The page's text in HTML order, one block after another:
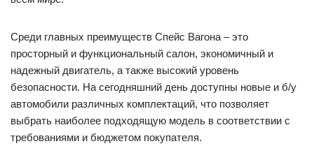
Среди главных преимуществ Спейс Вагона – это
просторный и функциональный салон, экономичный и
надежный двигатель, а также высокий уровень
безопасности. На сегодняшний день доступны новые и б/у
автомобили различных комплектаций, что позволяет
выбрать наиболее подходящую модель в соответствии с
требованиями и бюджетом покупателя.